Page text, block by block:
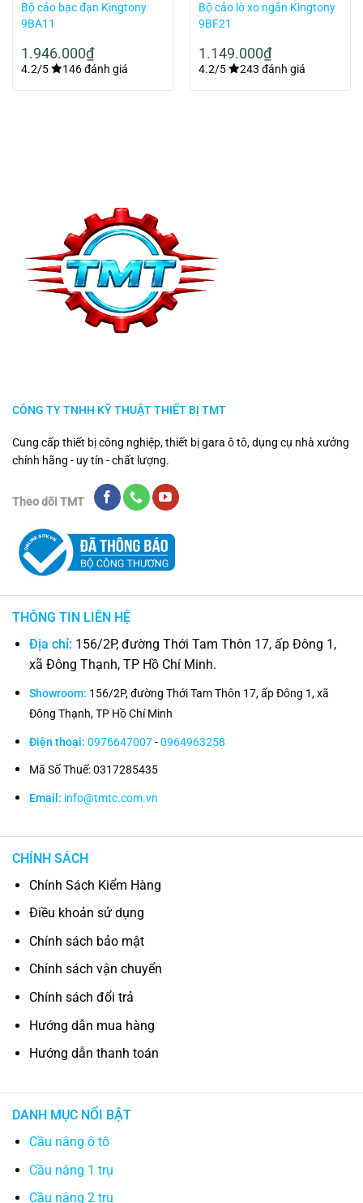
Bộ cảo bạc đạn Kingtony
9BA11
1.946.000₫
4.2/5 146 đánh giá
Bộ cảo lò xo ngắn Kingtony
9BF21
1.149.000₫
4.2/5 243 đánh giá
CÔNG TY TNHH KỸ THUẬT THIẾT BỊ TMT
Cung cấp thiết bị công nghiệp, thiết bị gara ô tô, dụng cụ nhà xưởng
chính hãng - uy tín - chất lượng.
Theo dõi TMT
THÔNG TIN LIÊN HỆ
Địa chỉ: 156/2P, đường Thới Tam Thôn 17, ấp Đông 1,
xã Đông Thạnh, TP Hồ Chí Minh.
Showroom: 156/2P, đường Thới Tam Thôn 17, ấp Đông 1, xã
Đông Thạnh, TP Hồ Chí Minh
Điện thoại: 0976647007-0964963258
Mã Số Thuế: 0317285435
Email: info@tmtc.com.vn
CHÍNH SÁCH
Chính Sách Kiểm Hàng
Điều khoản sử dụng
Chính sách bảo mật
Chính sách vận chuyển
Chính sách đổi trả
Hướng dẫn mua hàng
Hướng dẫn thanh toán
DANH MỤC NỔI BẬT
Cầu nâng ô tô
Cầu nâng 1 trụ
Cầu nâng 2 trụ